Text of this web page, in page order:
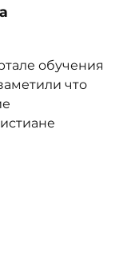
обучения
что